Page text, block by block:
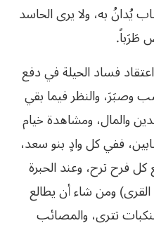
يُدانُبه، ولايرىالحاسد
طَرَباً.
فساد الحيلة في دفع
وصبَرَ، والنظر فيما بقي
والمال، ومشاهدة خيام
ففي كل وادٍ بنو سعد،
فرح ترح، وعند الحبرة
ومن شاء أن يطالع
تترى، والمصائب